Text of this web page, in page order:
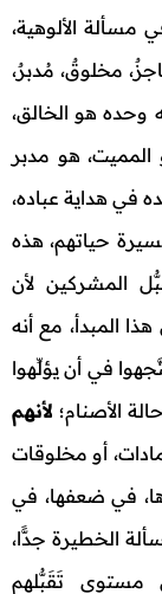
مسألة الألوهية،
مخلوقٌ، مُدبرٌ،
وحده هو الخالق،
المميت، هو مدبر
في هداية عباده،
حياتهم، هذه
المشركين لأن
المبدأ، مع أنه
في أن يؤلِّهوا
الأصنام؛ لأنهم
أو مخلوقات
في ضعفها، في
الخطيرة جدًّا،
مستوى تَقَبُّلهم